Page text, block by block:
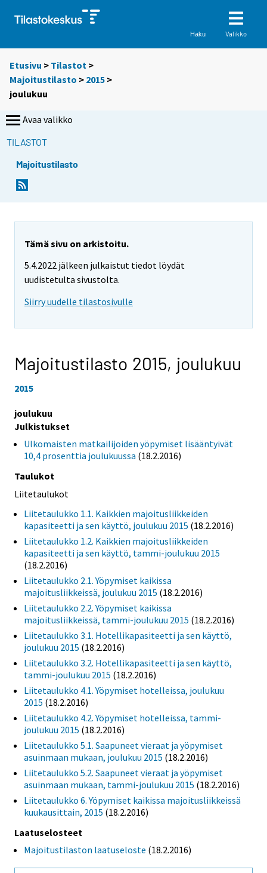
Haku Valikko
Etusivu > Tilastot >
Majoitustilasto > 2015 >
joulukuu
Avaa valikko
TILASTOT
Majoitustilasto
Tämä sivu on arkistoitu.
5.4.2022 jälkeen julkaistut tiedot löydät
uudistetulta sivustolta.
Siirry uudelle tilastosivulle
Majoitustilasto 2015, joulukuu
2015
joulukuu
Julkistukset
Ulkomaisten matkailijoiden yöpymiset lisääntyivät
10,4 prosenttia joulukuussa (18.2.2016)
Taulukot
Liitetaulukot
Liitetaulukko 1.1. Kaikkien majoitusliikkeiden
kapasiteetti ja sen käyttö, joulukuu 2015 (18.2.2016)
Liitetaulukko 1.2. Kaikkien majoitusliikkeiden
kapasiteetti ja sen käyttö, tammi-joulukuu 2015
(18.2.2016)
Liitetaulukko 2.1. Yöpymiset kaikissa
majoitusliikkeissä, joulukuu 2015 (18.2.2016)
Liitetaulukko 2.2. Yöpymiset kaikissa
majoitusliikkeissä, tammi-joulukuu 2015 (18.2.2016)
Liitetaulukko 3.1. Hotellikapasiteetti ja sen käyttö,
joulukuu 2015 (18.2.2016)
Liitetaulukko 3.2. Hotellikapasiteetti ja sen käyttö,
tammi-joulukuu 2015 (18.2.2016)
Liitetaulukko 4.1. Yöpymiset hotelleissa, joulukuu
2015 (18.2.2016)
Liitetaulukko 4.2. Yöpymiset hotelleissa, tammi-
joulukuu 2015 (18.2.2016)
Liitetaulukko 5.1. Saapuneet vieraat ja yöpymiset
asuinmaan mukaan, joulukuu 2015 (18.2.2016)
Liitetaulukko 5.2. Saapuneet vieraat ja yöpymiset
asuinmaan mukaan, tammi-joulukuu 2015 (18.2.2016)
Liitetaulukko 6. Yöpymiset kaikissa majoitusliikkeissä
kuukausittain, 2015 (18.2.2016)
Laatuselosteet
Majoitustilaston laatuseloste (18.2.2016)